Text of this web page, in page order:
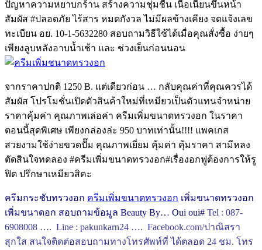
ปัญหาความหยาบกร้าน สร้างความชุ่มชื่น เนื้อเนียนขึ้นหน้า
สัมผัส #ปลอดภัย ไร้สาร หมดกังวล ไม่มีผลข้างเคียง จดแจ้งเลข
ทะเบียน อย. 10-1-5632280 สอบถามวิธีใช้ได้เมื่อคุณสั่งซื้อ ง่ายๆ
เพียงลูบหลังอาบน้ำเช้า และ ช่วงเย็นก่อนนอน
จากราคาปกติ 1250 B. แต่เดียวก่อน … กลับคุณค่าที่คุณควรได้
สัมผัส โปรโมชั่นเปิดตัวสินค้าใหม่ที่เหมียวเป็นตัวแทนจำหน่าย
ราคาคุ้มค่า คุณภาพเล่อค่า ครีมเพิ่มขนาดทรวงอก ในราคา
ตอนนี้สุดพิเศษ เพียงกล่องล่ะ 950 บาทเท่านั้น!!!! แพคเกส
สวยงามใช้ง่ายขวดปั๊ม คุณภาพเยี่ยม คุ้มค่า คุ้มราคา สามีหลง
ตัดสินใจทดลอง #ครีมเพิ่มขนาดทรวงอก#เรื่องอกฟูต้องการให้รู
ฟิต ปรึกษาเหมียวสิคะ
ครีมกระชับทรวงอก ครีมเพิ่มขนาดทรวงอก เพิ่มขนาดทรวงอก
เพิ่มขนาดอก สอบถามข้อมูล Beauty By… Oui oui# Tel : 087-
6908008 …. Line : pakunkarn24 …. Facebook.com/ปาณิสรา
สุกใส สนใจติดต่อสอบถามทางโทรศัพท์ที่ ได้ตลอด 24 ชม. โทร